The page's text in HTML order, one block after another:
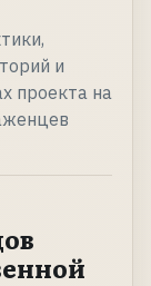
и
проекта на